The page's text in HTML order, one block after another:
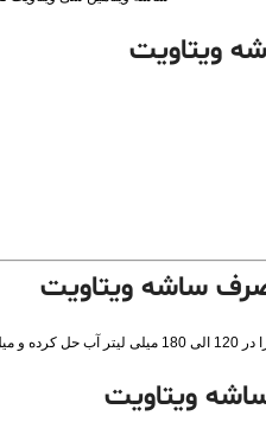
ویتاویت
ساشه ویتاویت
ویتاویت